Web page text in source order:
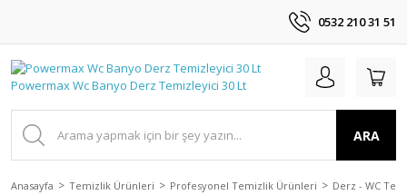
0532 210 31 51
ARA
Anasayfa Temizlik Ürünleri Profesyonel Temizlik Ürünleri Derz - WC